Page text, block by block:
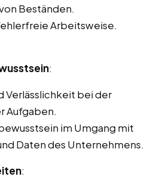
Beständen.
Arbeitsweise.
:
Verlässlichkeit bei der
Aufgaben.
im Umgang mit
Daten des Unternehmens.
: